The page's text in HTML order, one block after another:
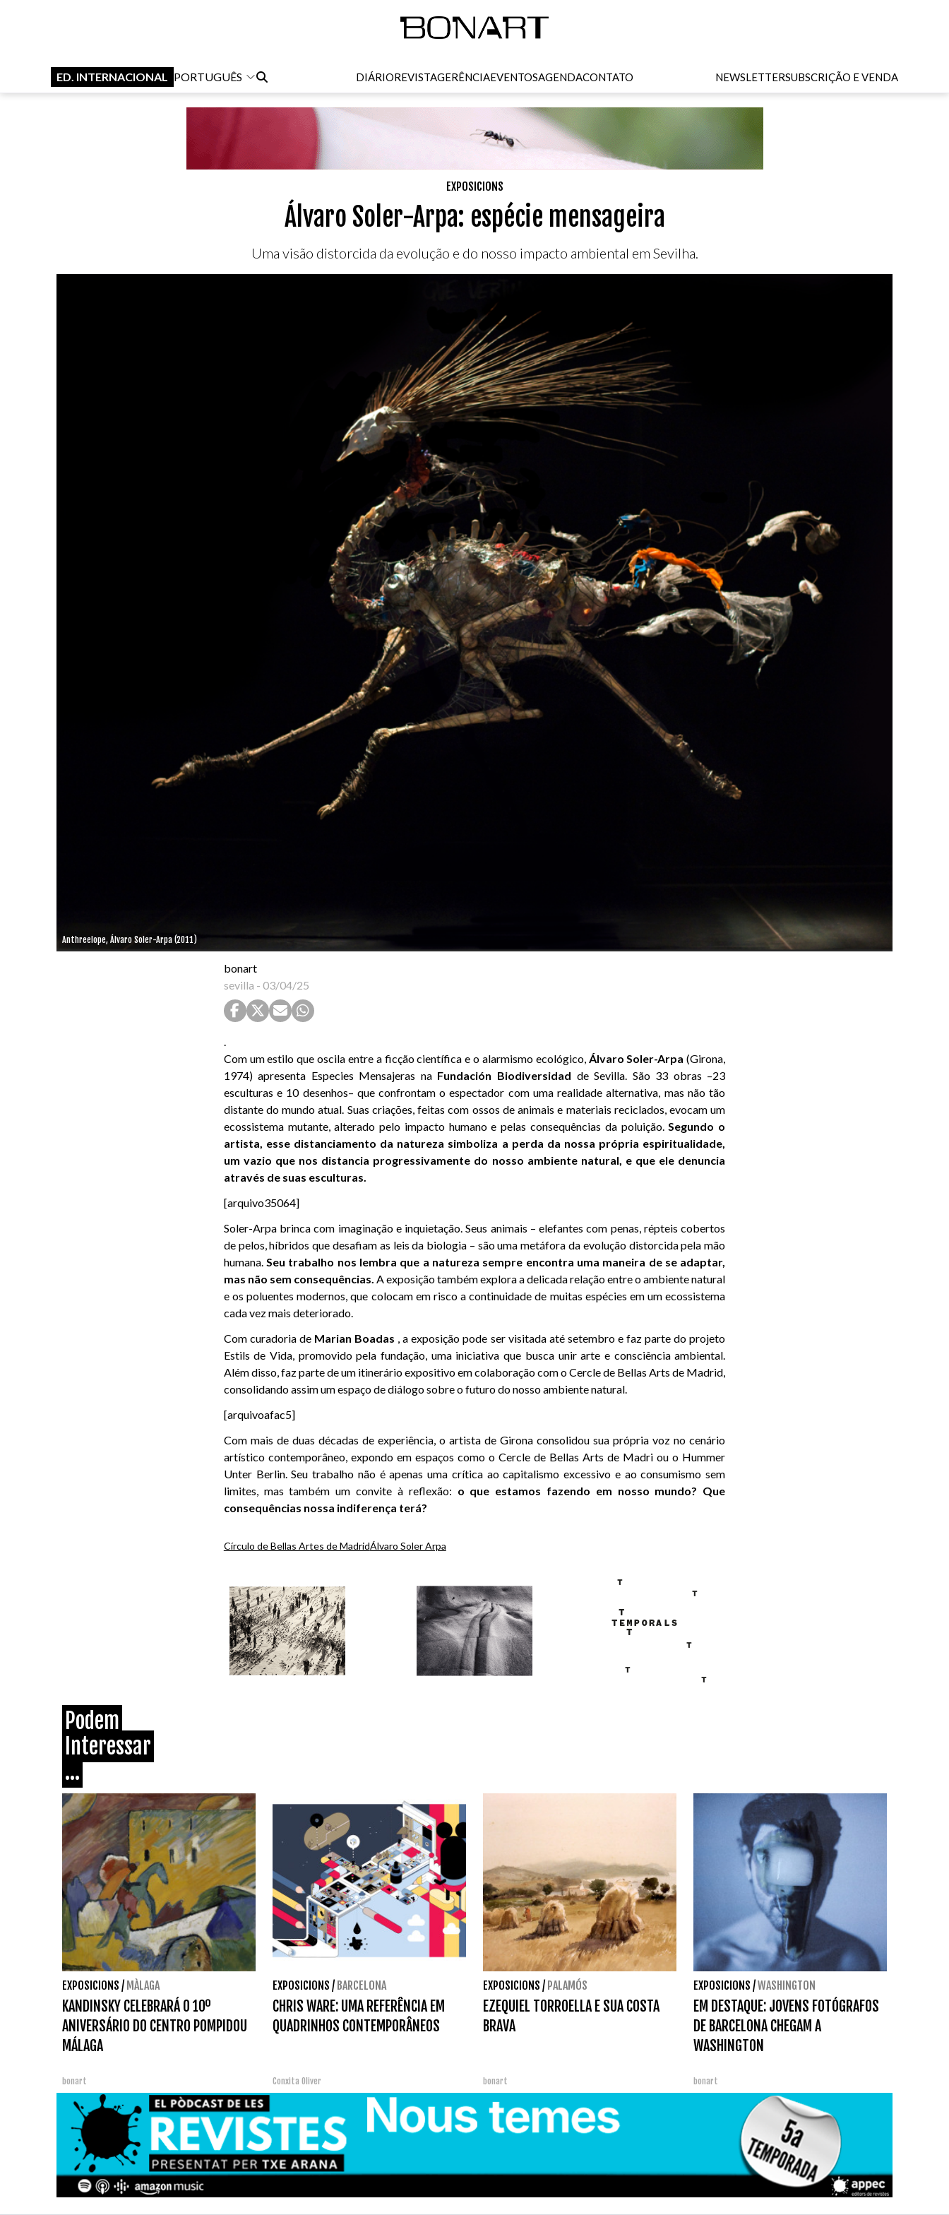
ED. INTERNACIONAL PORTUGUÊS DIÁRIOREVISTAGERÊNCIAEVENTOSAGENDACONTATO NEWSLETTERSUBSCRIÇÃO E VENDA
EXPOSICIONS
Álvaro Soler-Arpa: espécie mensageira
Uma visão distorcida da evolução e do nosso impacto ambiental em Sevilha.
Anthreelope, Álvaro Soler-Arpa (2011)
bonart
sevilla - 03/04/25
.
Com um estilo que oscila entre a ficção científica e o alarmismo ecológico, Álvaro Soler-Arpa (Girona,
1974) apresenta Especies Mensajeras na Fundación Biodiversidad de Sevilla. São 33 obras –23
esculturas e 10 desenhos– que confrontam o espectador com uma realidade alternativa, mas não tão
distante do mundo atual. Suas criações, feitas com ossos de animais e materiais reciclados, evocam um
ecossistema mutante, alterado pelo impacto humano e pelas consequências da poluição.Segundo o
artista, esse distanciamento da natureza simboliza a perda da nossa própria espiritualidade,
um vazio que nos distancia progressivamente do nosso ambiente natural, e que ele denuncia
através de suas esculturas.
[arquivo35064]
Soler-Arpa brinca com imaginação e inquietação. Seus animais – elefantes com penas, répteis cobertos
de pelos, híbridos que desafiam as leis da biologia – são uma metáfora da evolução distorcida pela mão
humana.Seu trabalho nos lembra que a natureza sempre encontra uma maneira de se adaptar,
mas não sem consequências. A exposição também explora a delicada relação entre o ambiente natural
e os poluentes modernos, que colocam em risco a continuidade de muitas espécies em um ecossistema
cada vez mais deteriorado.
Com curadoria de Marian Boadas , a exposição pode ser visitada até setembro e faz parte do projeto
Estils de Vida, promovido pela fundação, uma iniciativa que busca unir arte e consciência ambiental.
Além disso, faz parte de um itinerário expositivo em colaboração com o Cercle de Bellas Arts de Madrid,
consolidando assim um espaço de diálogo sobre o futuro do nosso ambiente natural.
[arquivoafac5]
Com mais de duas décadas de experiência, o artista de Girona consolidou sua própria voz no cenário
artístico contemporâneo, expondo em espaços como o Cercle de Bellas Arts de Madri ou o Hummer
Unter Berlin. Seu trabalho não é apenas uma crítica ao capitalismo excessivo e ao consumismo sem
limites, mas também um convite à reflexão: o que estamos fazendo em nosso mundo? Que
consequências nossa indiferença terá?
Círculo de Bellas Artes de MadridÁlvaro Soler Arpa
Podem
Interessar
...
EXPOSICIONS / MÀLAGA
KANDINSKY CELEBRARÁ O 10º
ANIVERSÁRIO DO CENTRO POMPIDOU
MÁLAGA
bonart
EXPOSICIONS / BARCELONA
CHRIS WARE: UMA REFERÊNCIA EM
QUADRINHOS CONTEMPORÂNEOS
Conxita Oliver
EXPOSICIONS / PALAMÓS
EZEQUIEL TORROELLA E SUA COSTA
BRAVA
bonart
EXPOSICIONS /WASHINGTON
EM DESTAQUE: JOVENS FOTÓGRAFOS
DE BARCELONA CHEGAM A
WASHINGTON
bonart